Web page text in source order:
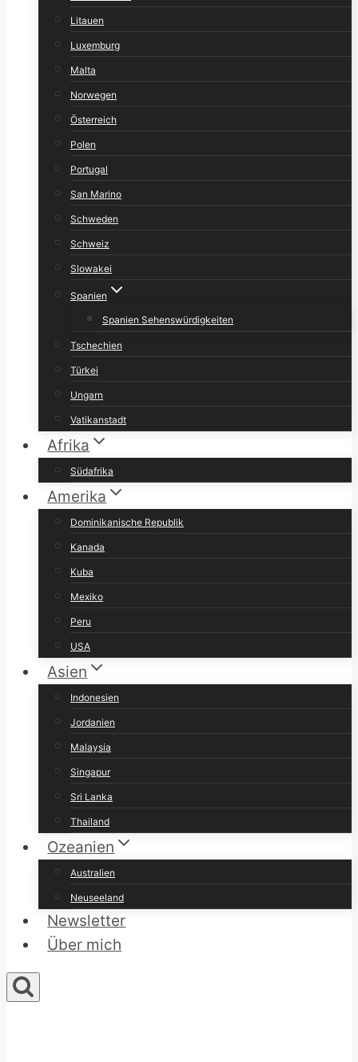
Litauen
Luxemburg
Malta
Norwegen
Österreich
Polen
Portugal
San Marino
Schweden
Schweiz
Slowakei
Spanien
Spanien Sehenswürdigkeiten
Tschechien
Türkei
Ungarn
Vatikanstadt
Afrika
Südafrika
Amerika
Dominikanische Republik
Kanada
Kuba
Mexiko
Peru
USA
Asien
Indonesien
Jordanien
Malaysia
Singapur
Sri Lanka
Thailand
Ozeanien
Australien
Neuseeland
Newsletter
Über mich